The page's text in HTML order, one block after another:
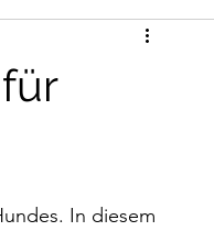
In diesem